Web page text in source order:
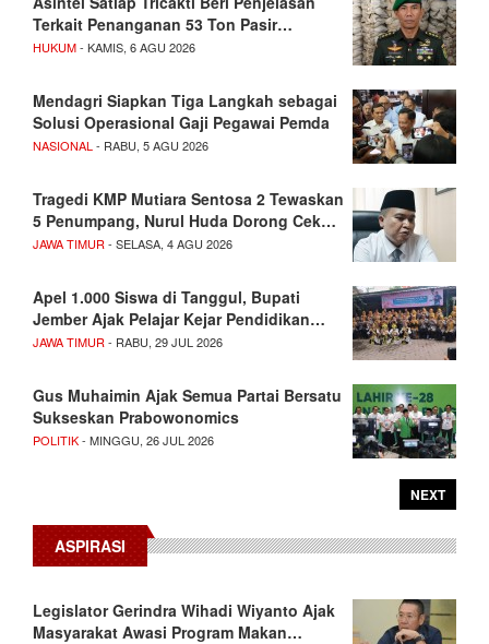
Terkait Penanganan 53 Ton Pasir…
HUKUM- KAMIS, 6 AGU 2026
Mendagri Siapkan Tiga Langkah sebagai
Solusi Operasional Gaji Pegawai Pemda
NASIONAL - RABU, 5 AGU 2026
Tragedi KMP Mutiara Sentosa 2 Tewaskan
5 Penumpang, Nurul Huda Dorong Cek…
JAWA TIMUR - SELASA, 4 AGU 2026
Apel 1.000 Siswa di Tanggul, Bupati
Jember Ajak Pelajar Kejar Pendidikan…
JAWA TIMUR - RABU, 29 JUL 2026
Gus Muhaimin Ajak Semua Partai Bersatu
Sukseskan Prabowonomics
POLITIK- MINGGU, 26 JUL 2026
NEXT
ASPIRASI
Legislator Gerindra Wihadi Wiyanto Ajak
Masyarakat Awasi Program Makan…